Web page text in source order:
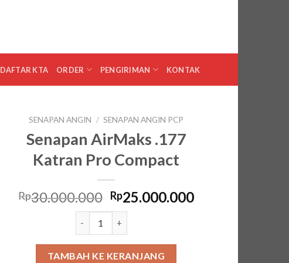
DAFTAR KTA ORDER PENGIRIMAN KONTAK
SENAPAN ANGIN / SENAPAN ANGIN PCP
Senapan AirMaks .177
Katran Pro Compact
Rp30.000.000 Harga
aslinya
adalah:
Rp30.000.000.
Rp25.000.000Harga
TAMBAH KE KERANJANG